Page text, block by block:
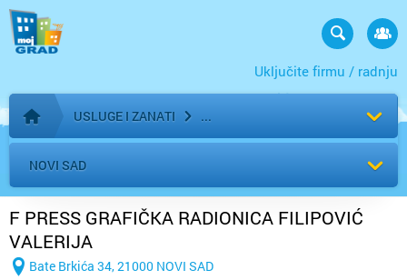
Uključite firmu / radnju
Početna stranica
USLUGE I ZANATI
NOVI SAD
F PRESS GRAFIČKA RADIONICA FILIPOVIĆ
VALERIJA
Bate Brkića 34, 21000 NOVI SAD